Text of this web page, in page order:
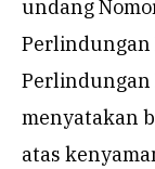
undang
Perlindungan
Perlindungan
menyatakan
atas